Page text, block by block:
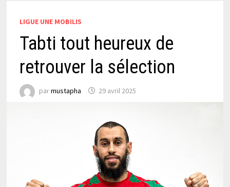
LIGUE UNE MOBILIS
Tabti tout heureux de
retrouver la sélection
parmustapha 29 avril 2025